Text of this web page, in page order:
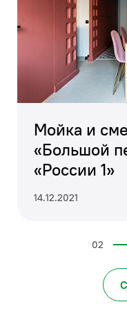
Мойка и
«Большой
«России 1»
14.12.2021
02